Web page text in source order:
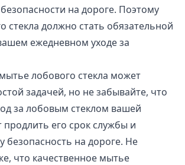
на дороге. Поэтому
стекла должно стать обязательной
ежедневном уходе за
лобового стекла может
задачей, но не забывайте, что
за лобовым стеклом вашей
его срок службы и
безопасность на дороге. Не
что качественное мытье